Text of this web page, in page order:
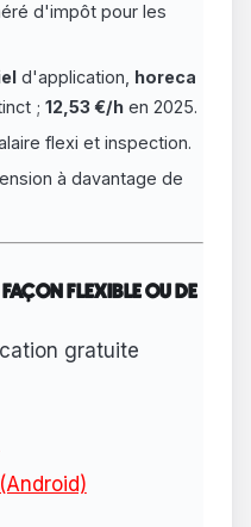
d'impôt pour les
d'application, horeca
;12,53 €/h en 2025.
flexi et inspection.
à davantage de
FLEXIBLE OU DE
gratuite